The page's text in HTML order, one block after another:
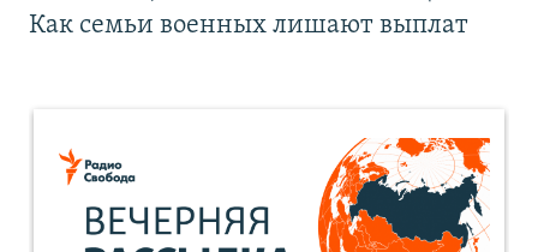
Как семьи военных лишают выплат